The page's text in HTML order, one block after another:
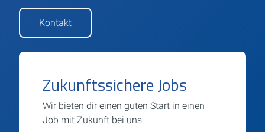
Kontakt
Zukunftssichere Jobs
Wir bieten dir einen guten Start in einen
Job mit Zukunft bei uns.